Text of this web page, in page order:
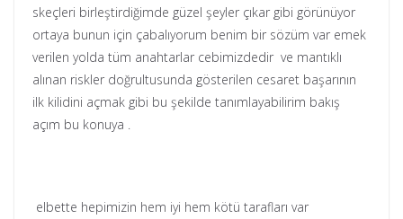
skeçleri birleştirdiğimde güzel şeyler çıkar gibi görünüyor
ortaya bunun için çabalıyorum benim bir sözüm var emek
verilen yolda tüm anahtarlar cebimizdedir ve mantıklı
alınan riskler doğrultusunda gösterilen cesaret başarının
ilk kilidini açmak gibi bu şekilde tanımlayabilirim bakış
açım bu konuya .
elbette hepimizin hem iyi hem kötü tarafları var